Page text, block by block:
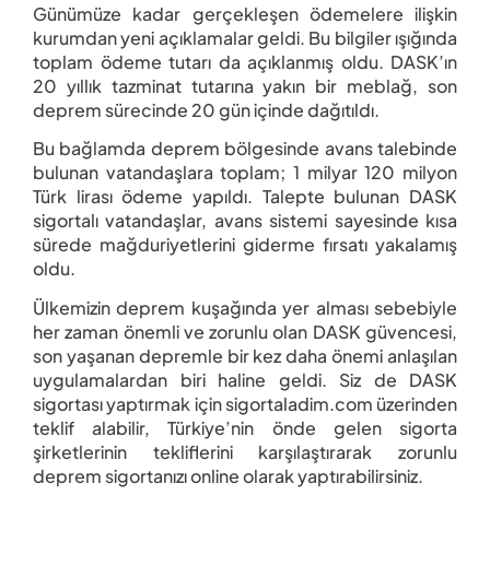
Günümüze kadar gerçekleşen ödemelere ilişkin
kurumdan yeni açıklamalar geldi. Bu bilgiler ışığında
toplam ödeme tutarı da açıklanmış oldu. DASK’ın
20 yıllık tazminat tutarına yakın bir meblağ, son
deprem sürecinde 20 gün içinde dağıtıldı.
Bu bağlamda deprem bölgesinde avans talebinde
bulunan vatandaşlara toplam; 1 milyar 120 milyon
Türk lirası ödeme yapıldı. Talepte bulunan DASK
sigortalı vatandaşlar, avans sistemi sayesinde kısa
sürede mağduriyetlerini giderme fırsatı yakalamış
oldu.
Ülkemizin deprem kuşağında yer alması sebebiyle
her zaman önemli ve zorunlu olan DASK güvencesi,
son yaşanan depremle bir kez daha önemi anlaşılan
uygulamalardan biri haline geldi. Siz de DASK
sigortası yaptırmak için sigortaladim.com üzerinden
teklif alabilir, Türkiye’nin önde gelen sigorta
şirketlerinin tekliflerini karşılaştırarak zorunlu
deprem sigortanızı online olarak yaptırabilirsiniz.